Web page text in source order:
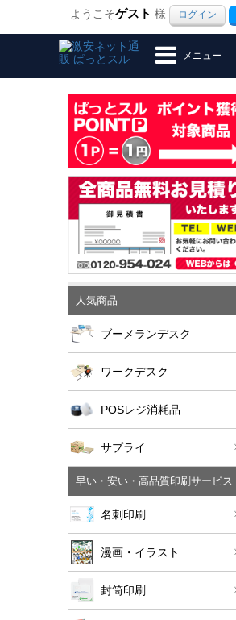
ようこそゲスト 様 ログイン
メニュー
人気商品
ブーメランデスク
ワークデスク
POSレジ消耗品
サプライ
早い・安い・高品質印刷サービス
名刺印刷
漫画・イラスト
封筒印刷